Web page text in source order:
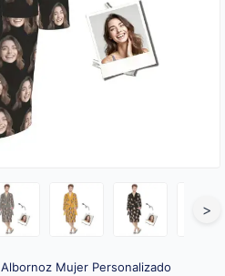
>
Albornoz Mujer Personalizado